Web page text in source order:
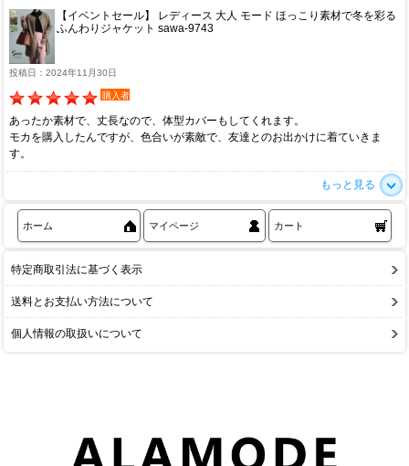
【イベントセール】 レディース 大人 モード ほっこり素材で冬を彩る
ふんわりジャケット sawa-9743
投稿日：2024年11月30日
購入者
あったか素材で、丈長なので、体型カバーもしてくれます。
モカを購入したんですが、色合いが素敵で、友達とのお出かけに着ていきま
す。
もっと見る
ホーム マイページ カート
特定商取引法に基づく表示
送料とお支払い方法について
個人情報の取扱いについて